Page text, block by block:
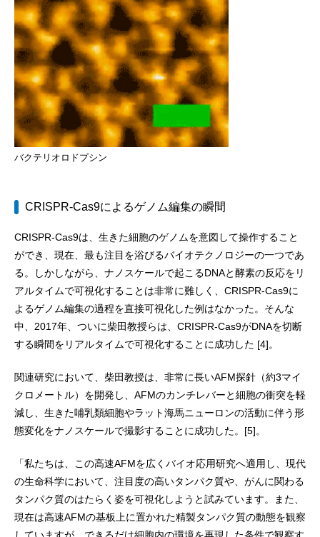
バクテリオロドプシン
CRISPR-Cas9によるゲノム編集の瞬間
CRISPR-Cas9は、生きた細胞のゲノムを意図して操作すること
ができ、現在、最も注目を浴びるバイオテクノロジーの一つであ
る。しかしながら、ナノスケールで起こるDNAと酵素の反応をリ
アルタイムで可視化することは非常に難しく、CRISPR-Cas9に
よるゲノム編集の過程を直接可視化した例はなかった。そんな
中、2017年、ついに柴田教授らは、CRISPR-Cas9がDNAを切断
する瞬間をリアルタイムで可視化することに成功した [4]。
関連研究において、柴田教授は、非常に長いAFM探針（約3マイ
クロメートル）を開発し、AFMのカンチレバーと細胞の衝突を軽
減し、生きた哺乳類細胞やラット海馬ニューロンの活動に伴う形
態変化をナノスケールで撮影することに成功した。[5]。
「私たちは、この高速AFMを広くバイオ応用研究へ適用し、現代
の生命科学において、注目度の高いタンパク質や、がんに関わる
タンパク質のはたらく姿を可視化しようと試みています。また、
現在は高速AFMの基板上に置かれた精製タンパク質の動態を観察